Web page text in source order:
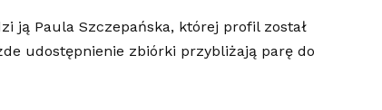
ją Paula Szczepańska, której profil został
udostępnienie zbiórki przybliżają parę do